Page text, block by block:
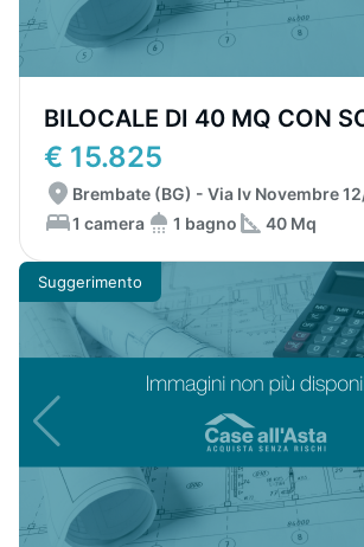
BILOCALE DI 40 MQ CON
€ 15.825
Brembate (BG) - Via Iv Novembre
1 camera
1 bagno 40 Mq
Suggerimento